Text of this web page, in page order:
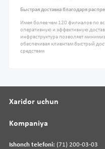
Быстрая доставка благодаря
Имея более чем 120 филиалов по
оперативную и эффективную
инфраструктура позволяет
обеспечивая клиентам быстрый
средствам
Ishonch telefoni: (71) 200-03-03
Xaridor uchun
Kompaniya